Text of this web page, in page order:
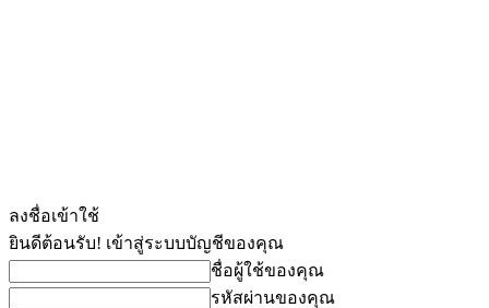
ลงชื่อเข้าใช้
ยินดีต้อนรับ! เข้าสู่ระบบบัญชีของคุณ
ชื่อผู้ใช้ของคุณ
รหัสผ่านของคุณ